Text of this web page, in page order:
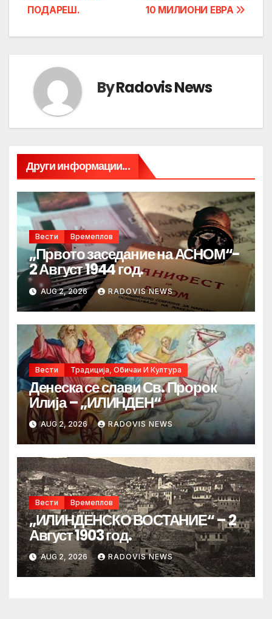
10 МИЛИОНИ ЕВРА
ПОДАРЕШ.
ByRadovis News
Други информации...
Вести Времеплов
„Првото заседание на АСНОМ“-
2 Август 1944 год.
AUG 2, 2026 RADOVIS NEWS
Вести Традиција, Обичаи И Култура
Денеска се слави Св. Пророк
Илија – „ИЛИНДЕН“
AUG 2, 2026 RADOVIS NEWS
Вести Времеплов
„ИЛИНДЕНСКО ВОСТАНИЕ“ – 2
Август 1903 год.
AUG 2, 2026 RADOVIS NEWS